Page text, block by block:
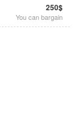
250$
You can bargain